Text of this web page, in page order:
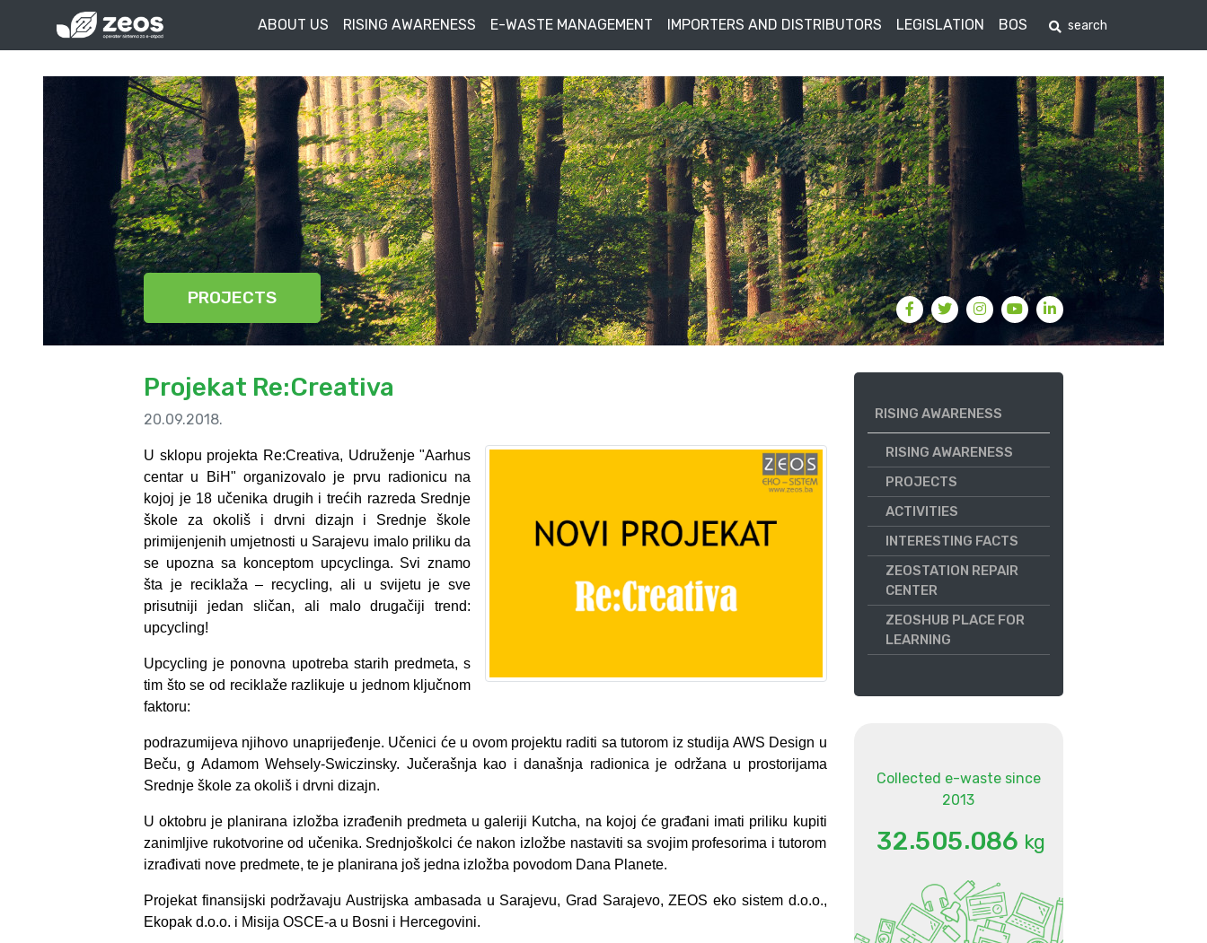
ABOUT US RISING AWARENESS E-WASTE MANAGEMENT IMPORTERS AND DISTRIBUTORS LEGISLATION BOS
PROJECTS
Projekat Re:Creativa
20.09.2018.
U sklopu projekta Re:Creativa, Udruženje "Aarhus
centar u BiH" organizovalo je prvu radionicu na
kojoj je 18 učenika drugih i trećih razreda Srednje
škole za okoliš i drvni dizajn i Srednje škole
primijenjenih umjetnosti u Sarajevu imalo priliku da
se upozna sa konceptom upcyclinga. Svi znamo
šta je reciklaža – recycling, ali u svijetu je sve
prisutniji jedan sličan, ali malo drugačiji trend:
upcycling!
Upcycling je ponovna upotreba starih predmeta, s
tim što se od reciklaže razlikuje u jednom ključnom
faktoru:
podrazumijeva njihovo unaprijeđenje. Učenici će u ovom projektu raditi sa tutorom iz studija AWS Design u
Beču, g Adamom Wehsely-Swiczinsky. Jučerašnja kao i današnja radionica je održana u prostorijama
Srednje škole za okoliš i drvni dizajn.
U oktobru je planirana izložba izrađenih predmeta u galeriji Kutcha, na kojoj će građani imati priliku kupiti
zanimljive rukotvorine od učenika. Srednjoškolci će nakon izložbe nastaviti sa svojim profesorima i tutorom
izrađivati nove predmete, te je planirana još jedna izložba povodom Dana Planete.
Projekat finansijski podržavaju Austrijska ambasada u Sarajevu, Grad Sarajevo, ZEOS eko sistem d.o.o.,
Ekopak d.o.o. i Misija OSCE-a u Bosni i Hercegovini.
RISING AWARENESS
RISING AWARENESS
PROJECTS
ACTIVITIES
INTERESTING FACTS
ZEOSTATION REPAIR
CENTER
ZEOSHUB PLACE FOR
LEARNING
Collected e-waste since
2013
32.505.086 kg